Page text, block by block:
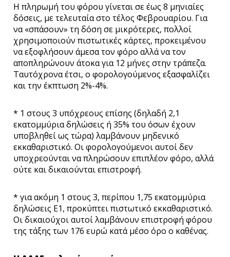
Η πληρωμή του φόρου γίνεται σε έως 8 μηνιαίες
δόσεις, με τελευταία στο τέλος Φεβρουαρίου. Για
να «σπάσουν» τη δόση σε μικρότερες, πολλοί
χρησιμοποιούν πιστωτικές κάρτες, προκειμένου
να εξοφλήσουν άμεσα τον φόρο αλλά να τον
αποπληρώνουν άτοκα για 12 μήνες στην τράπεζα.
Ταυτόχρονα έτσι, ο φορολογούμενος εξασφαλίζει
και την έκπτωση 2%-4%.
* 1 στους 3 υπόχρεους επίσης (δηλαδή 2,1
εκατομμύρια δηλώσεις ή 35% του όσων έχουν
υποβληθεί ως τώρα) λαμβάνουν μηδενικό
εκκαθαριστικό. Οι φορολογούμενοι αυτοί δεν
υποχρεούνται να πληρώσουν επιπλέον φόρο, αλλά
ούτε και δικαιούνται επιστροφή.
* για ακόμη 1 στους 3, περίπου 1,75 εκατομμύρια
δηλώσεις Ε1, προκύπτει πιστωτικό εκκαθαριστικό.
Οι δικαιούχοι αυτοί λαμβάνουν επιστροφή φόρου
της τάξης των 176 ευρώ κατά μέσο όρο ο καθένας.